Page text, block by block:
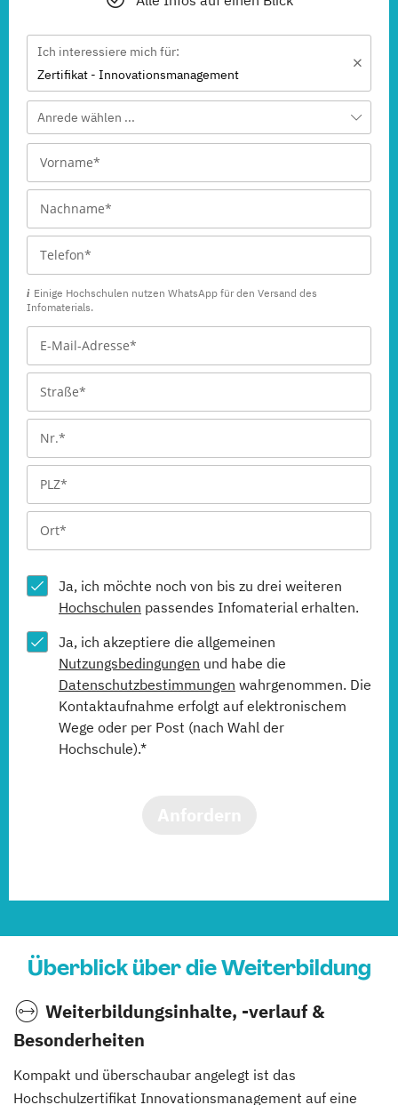
Ich interessiere mich für:
Zertifikat - Innovationsmanagement
Anrede wählen ...
Einige Hochschulen nutzen WhatsApp für den Versand des
Infomaterials.
Ja, ich möchte noch von bis zu drei weiteren
Hochschulen passendes Infomaterial erhalten.
Ja, ich akzeptiere die allgemeinen
Nutzungsbedingungen und habe die
Datenschutzbestimmungen wahrgenommen. Die
Kontaktaufnahme erfolgt auf elektronischem
Wege oder per Post (nach Wahl der
Hochschule).*
Überblick über die Weiterbildung
Weiterbildungsinhalte, -verlauf &
Besonderheiten
Kompakt und überschaubar angelegt ist das
Hochschulzertifikat Innovationsmanagement auf eine